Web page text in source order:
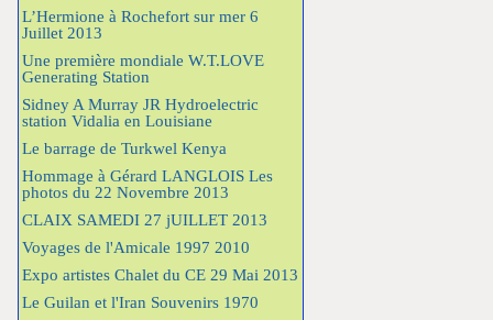
L’Hermione à Rochefort sur mer 6
Juillet 2013
Une première mondiale W.T.LOVE
Generating Station
Sidney A Murray JR Hydroelectric
station Vidalia en Louisiane
Le barrage de Turkwel Kenya
Hommage à Gérard LANGLOIS Les
photos du 22 Novembre 2013
CLAIX SAMEDI 27 jUILLET 2013
Voyages de l'Amicale 1997 2010
Expo artistes Chalet du CE 29 Mai 2013
Le Guilan et l'Iran Souvenirs 1970